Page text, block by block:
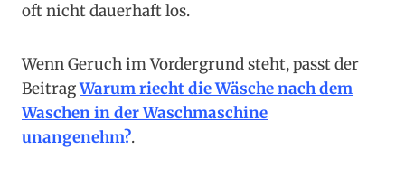
oft nicht dauerhaft los.
Wenn Geruch im Vordergrund steht, passt der
BeitragWarum riecht die Wäsche nach dem
Waschen in der Waschmaschine
unangenehm?.